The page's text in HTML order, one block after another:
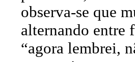
observa-se que
alternando entre
“agora lembrei,